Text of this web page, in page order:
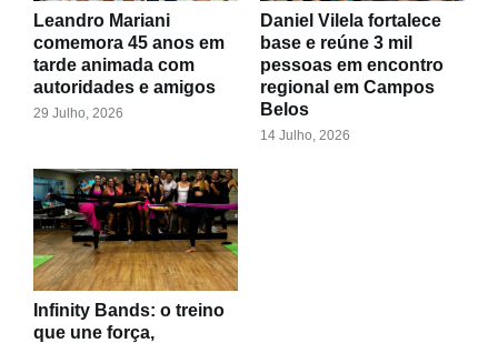
Leandro Mariani
comemora 45 anos em
tarde animada com
autoridades e amigos
29 Julho, 2026
Daniel Vilela fortalece
base e reúne 3 mil
pessoas em encontro
regional em Campos
Belos
14 Julho, 2026
Infinity Bands: o treino
que une força,